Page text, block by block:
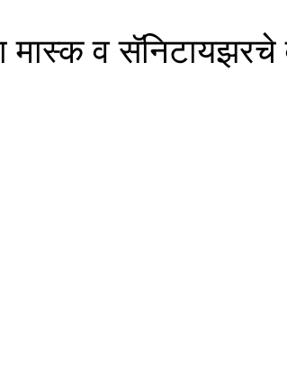
मास्क व